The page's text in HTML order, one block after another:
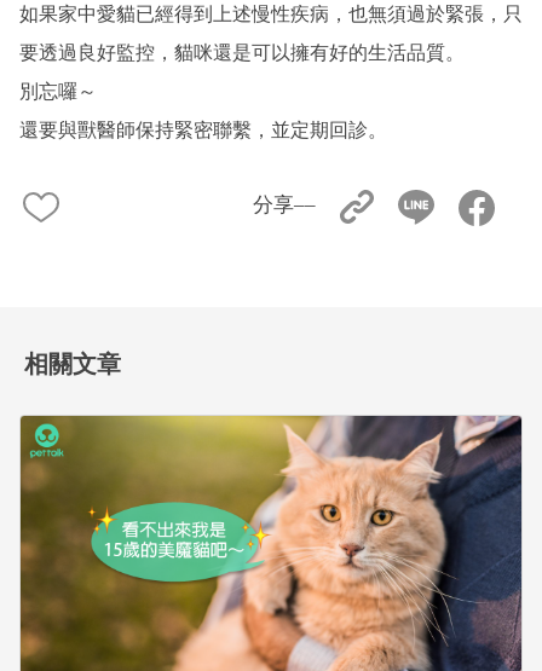
如果家中愛貓已經得到上述慢性疾病，也無須過於緊張，只
要透過良好監控，貓咪還是可以擁有好的生活品質。
別忘囉～
還要與獸醫師保持緊密聯繫，並定期回診。
分享––
相關文章